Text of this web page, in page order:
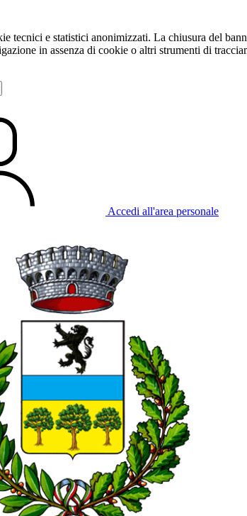
tecnici e statistici anonimizzati. La chiusura del
in assenza di cookie o altri strumenti di
Accedi all'area personale